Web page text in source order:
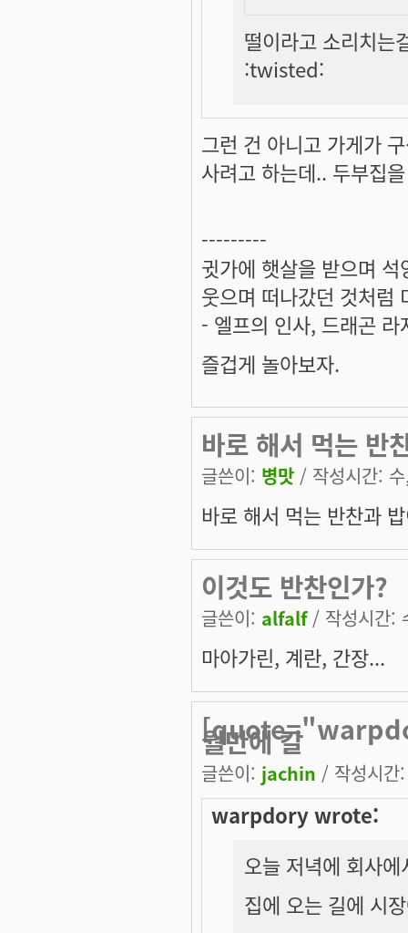
떨이라고 소리치는
:twisted:
그런 건 아니고 가게가
사려고 하는데.. 두부집
---------
귓가에 햇살을 받으며
웃으며 떠나갔던 것처럼
- 엘프의 인사, 드래곤 라
즐겁게 놀아보자.
바로 해서 먹는 반
글쓴이: 병맛 / 작성시간:
바로 해서 먹는 반찬과
이것도 반찬인가?
글쓴이: alfalf/ 작성시간:
마아가린, 계란, 간장...
월만에 칼
글쓴이: jachin / 작성시
warpdory wrote:
오늘 저녁에 회사
집에 오는 길에 시